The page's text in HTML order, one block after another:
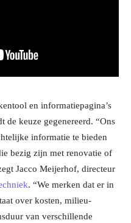
en informatiepagina’s
keuze gegenereerd. “Ons
informatie te bieden
bezig zijn met renovatie of
Jacco Meijerhof, directeur
. “We merken dat er in
over kosten, milieu-
van verschillende